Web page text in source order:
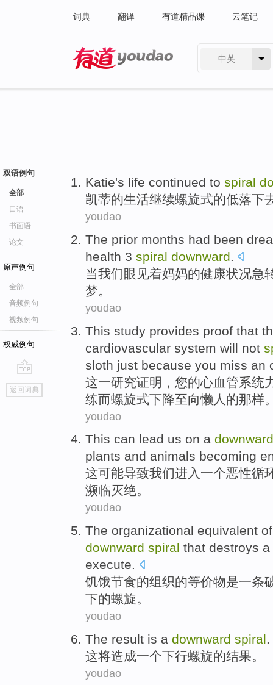
词典 翻译 有道精品课 云笔记
中英
双语例句
全部
口语
书面语
论文
原声例句
全部
音频例句
视频例句
权威例句
go
top
返回词典
Katie's life continued to spiral
凯蒂的生活继续螺旋式的低落下
youdao
The prior months had been
health 3 spiral downward.
当我们眼见着妈妈的健康状况急
梦。
youdao
This study provides proof that
cardiovascular system will not
sloth just because you miss an
这一研究证明 ， 您的心血管系统
练而螺旋式下降至向懒人 的那样
youdao
This can lead us on a
plants and animals becoming
这可能导致我们进入 一个恶性循
濒临灭绝。
youdao
The organizational equivalent of
downward spiral that destroys a
execute.
饥饿节食的组织的等价物是一条
下的螺旋。
youdao
The result is a downward spiral.
这将造成一个下行螺旋的结果。
youdao